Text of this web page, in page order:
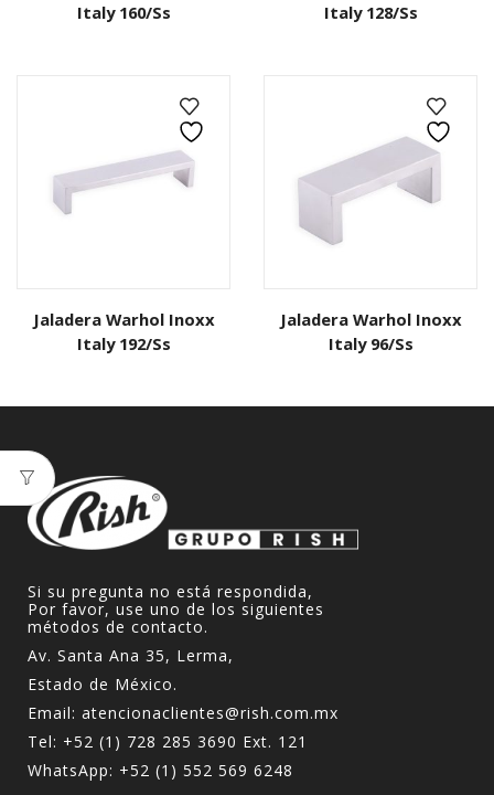
Italy 160/Ss
Italy 128/Ss
Jaladera Warhol Inoxx
Italy 192/Ss
Jaladera Warhol Inoxx
Italy 96/Ss
Si su pregunta no está respondida,
Por favor, use uno de los siguientes
métodos de contacto.
Av. Santa Ana 35, Lerma,
Estado de México.
Email: atencionaclientes@rish.com.mx
Tel: +52 (1) 728 285 3690 Ext. 121
WhatsApp: +52 (1) 552 569 6248